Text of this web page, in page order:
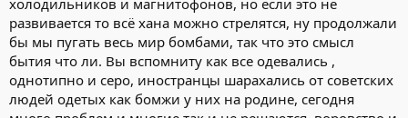
развивается то всё хана можно стрелятся, ну продолжали
бы мы пугать весь мир бомбами, так что это смысл
бытия что ли. Вы вспомниту как все одевались ,
однотипно и серо, иностранцы шарахались от советских
людей одетых как бомжи у них на родине, сегодня